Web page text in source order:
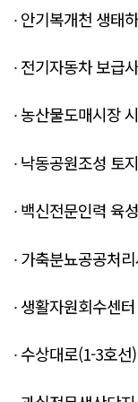
∙ 안기복개천 생태
∙ 전기자동차 보급
∙ 농산물도매시장
∙ 낙동공원조성 토
∙ 백신전문인력 육
∙ 가축분뇨공공처
∙ 생활자원회수센
∙ 수상대로(1-3호